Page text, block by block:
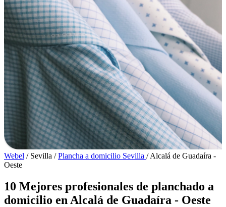
Webel / Sevilla / Plancha a domicilio Sevilla / Alcalá de Guadaíra -
Oeste
10 Mejores profesionales de planchado a
domicilio en Alcalá de Guadaíra - Oeste